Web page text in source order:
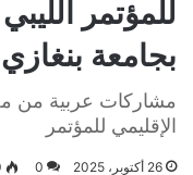
للمؤتمر
بجامعة بنغازي
مشاركات عربية من
الإقليمي للمؤتمر
26 أكتوبر، 2025 0